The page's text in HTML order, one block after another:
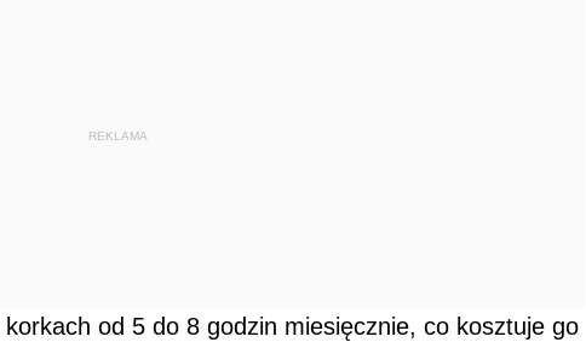
REKLAMA
od 5 do 8 godzin miesięcznie, co kosztuje go